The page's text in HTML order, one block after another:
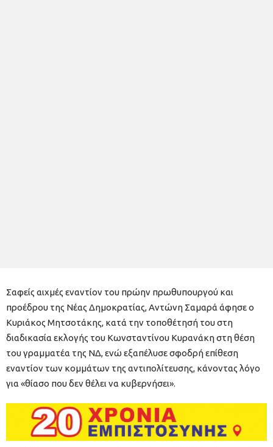
Σαφείς αιχμές εναντίον του πρώην πρωθυπουργού και
προέδρου της Νέας Δημοκρατίας, Αντώνη Σαμαρά άφησε ο
Κυριάκος Μητσοτάκης, κατά την τοποθέτησή του στη
διαδικασία εκλογής του Κωνσταντίνου Κυρανάκη στη θέση
του γραμματέα της ΝΔ, ενώ εξαπέλυσε σφοδρή επίθεση
εναντίον των κομμάτων της αντιπολίτευσης, κάνοντας λόγο
για «θίασο που δεν θέλει να κυβερνήσει».